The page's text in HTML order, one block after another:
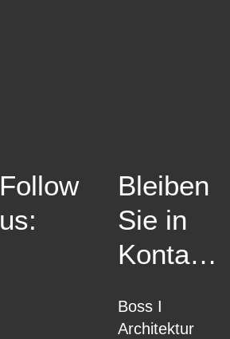
Follow
us:
Bleiben
Sie in
Kontakt:
Boss I
Architektur